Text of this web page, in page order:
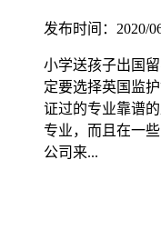
发布时间：2020/
小学送孩子出国
定要选择英国监
证过的专业靠谱
专业，而且在一
公司来...